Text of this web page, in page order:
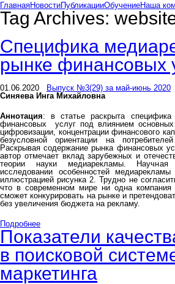
ГлавнаяНовостиПубликацииОбучениеНаша
Tag Archives:
Специфика
рынке финансовых
01.06.2020
Выпуск №3(29) за май-июнь 2020
Синяева Инга Михайловна
Аннотация: в статье раскрыта
финансовых услуг под влиянием основных
цифровизации, концентрации финансового
безусловной ориентации на
Раскрывая содержание рынка финансовых
автор отмечает вклад зарубежных и
теории науки медиарекламы.
исследовании особенностей
иллюстрацией рисунка 2. Трудно не
что в современном мире ни одна компания
сможет конкурировать на рынке и
без увеличения бюджета на рекламу.
Подробнее
Показатели
в поисковой
маркетинга